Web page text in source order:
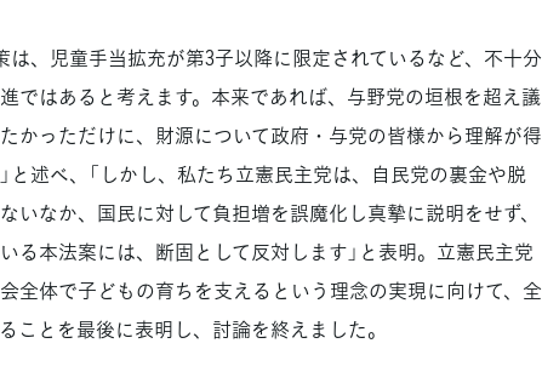
は、児童手当拡充が第3子以降に限定されているなど、不十分
ではあると考えます。本来であれば、与野党の垣根を超え議
かっただけに、財源について政府・与党の皆様から理解が得
と述べ、「しかし、私たち立憲民主党は、自民党の裏金や脱
いなか、国民に対して負担増を誤魔化し真摯に説明をせず、
る本法案には、断固として反対します」と表明。立憲民主党
全体で子どもの育ちを支えるという理念の実現に向けて、全
ことを最後に表明し、討論を終えました。